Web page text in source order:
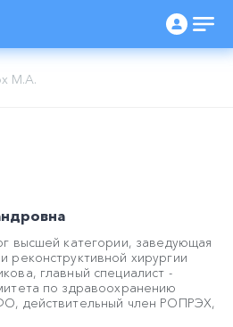
М.А.
высшей категории, заведующая
реконструктивной хирургии
главный специалист -
по здравоохранению
действительный член РОПРЭХ,